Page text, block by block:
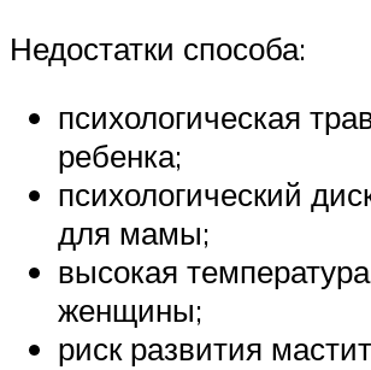
Недостатки способа:
психологическая
ребенка;
психологический
для мамы;
высокая
женщины;
риск развития